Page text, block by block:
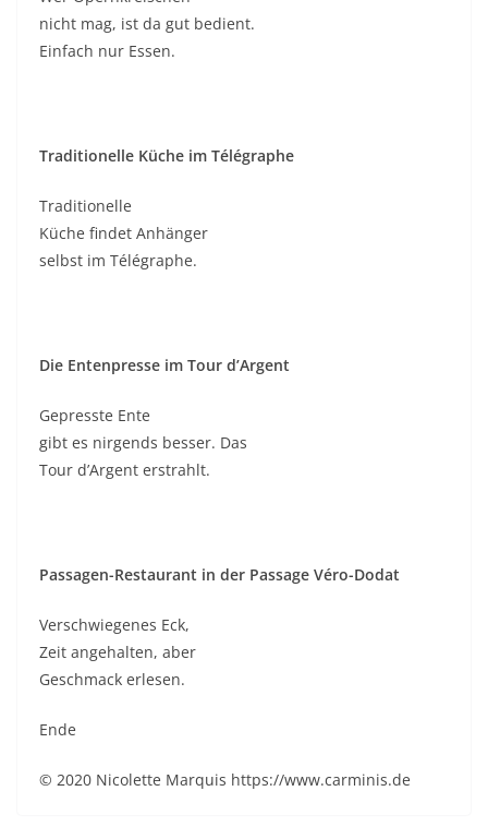
nicht mag, ist da gut bedient.
Einfach nur Essen.
Traditionelle Küche im Télégraphe
Traditionelle
Küche findet Anhänger
selbst im Télégraphe.
Die Entenpresse im Tour d’Argent
Gepresste Ente
gibt es nirgends besser. Das
Tour d’Argent erstrahlt.
Passagen-Restaurant in der Passage Véro-Dodat
Verschwiegenes Eck,
Zeit angehalten, aber
Geschmack erlesen.
Ende
© 2020 Nicolette Marquis https://www.carminis.de